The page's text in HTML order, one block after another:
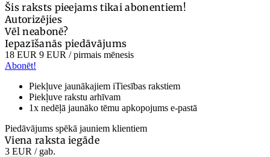
Šis raksts pieejams tikai abonentiem!
Autorizējies
Vēl neabonē?
Iepazīšanās piedāvājums
18 EUR 9 EUR / pirmais mēnesis
Abonēt!
Piekļuve jaunākajiem iTiesības rakstiem
Piekļuve rakstu arhīvam
1x nedēļā jaunāko tēmu apkopojums e-pastā
Piedāvājums spēkā jauniem klientiem
Viena raksta iegāde
3 EUR / gab.